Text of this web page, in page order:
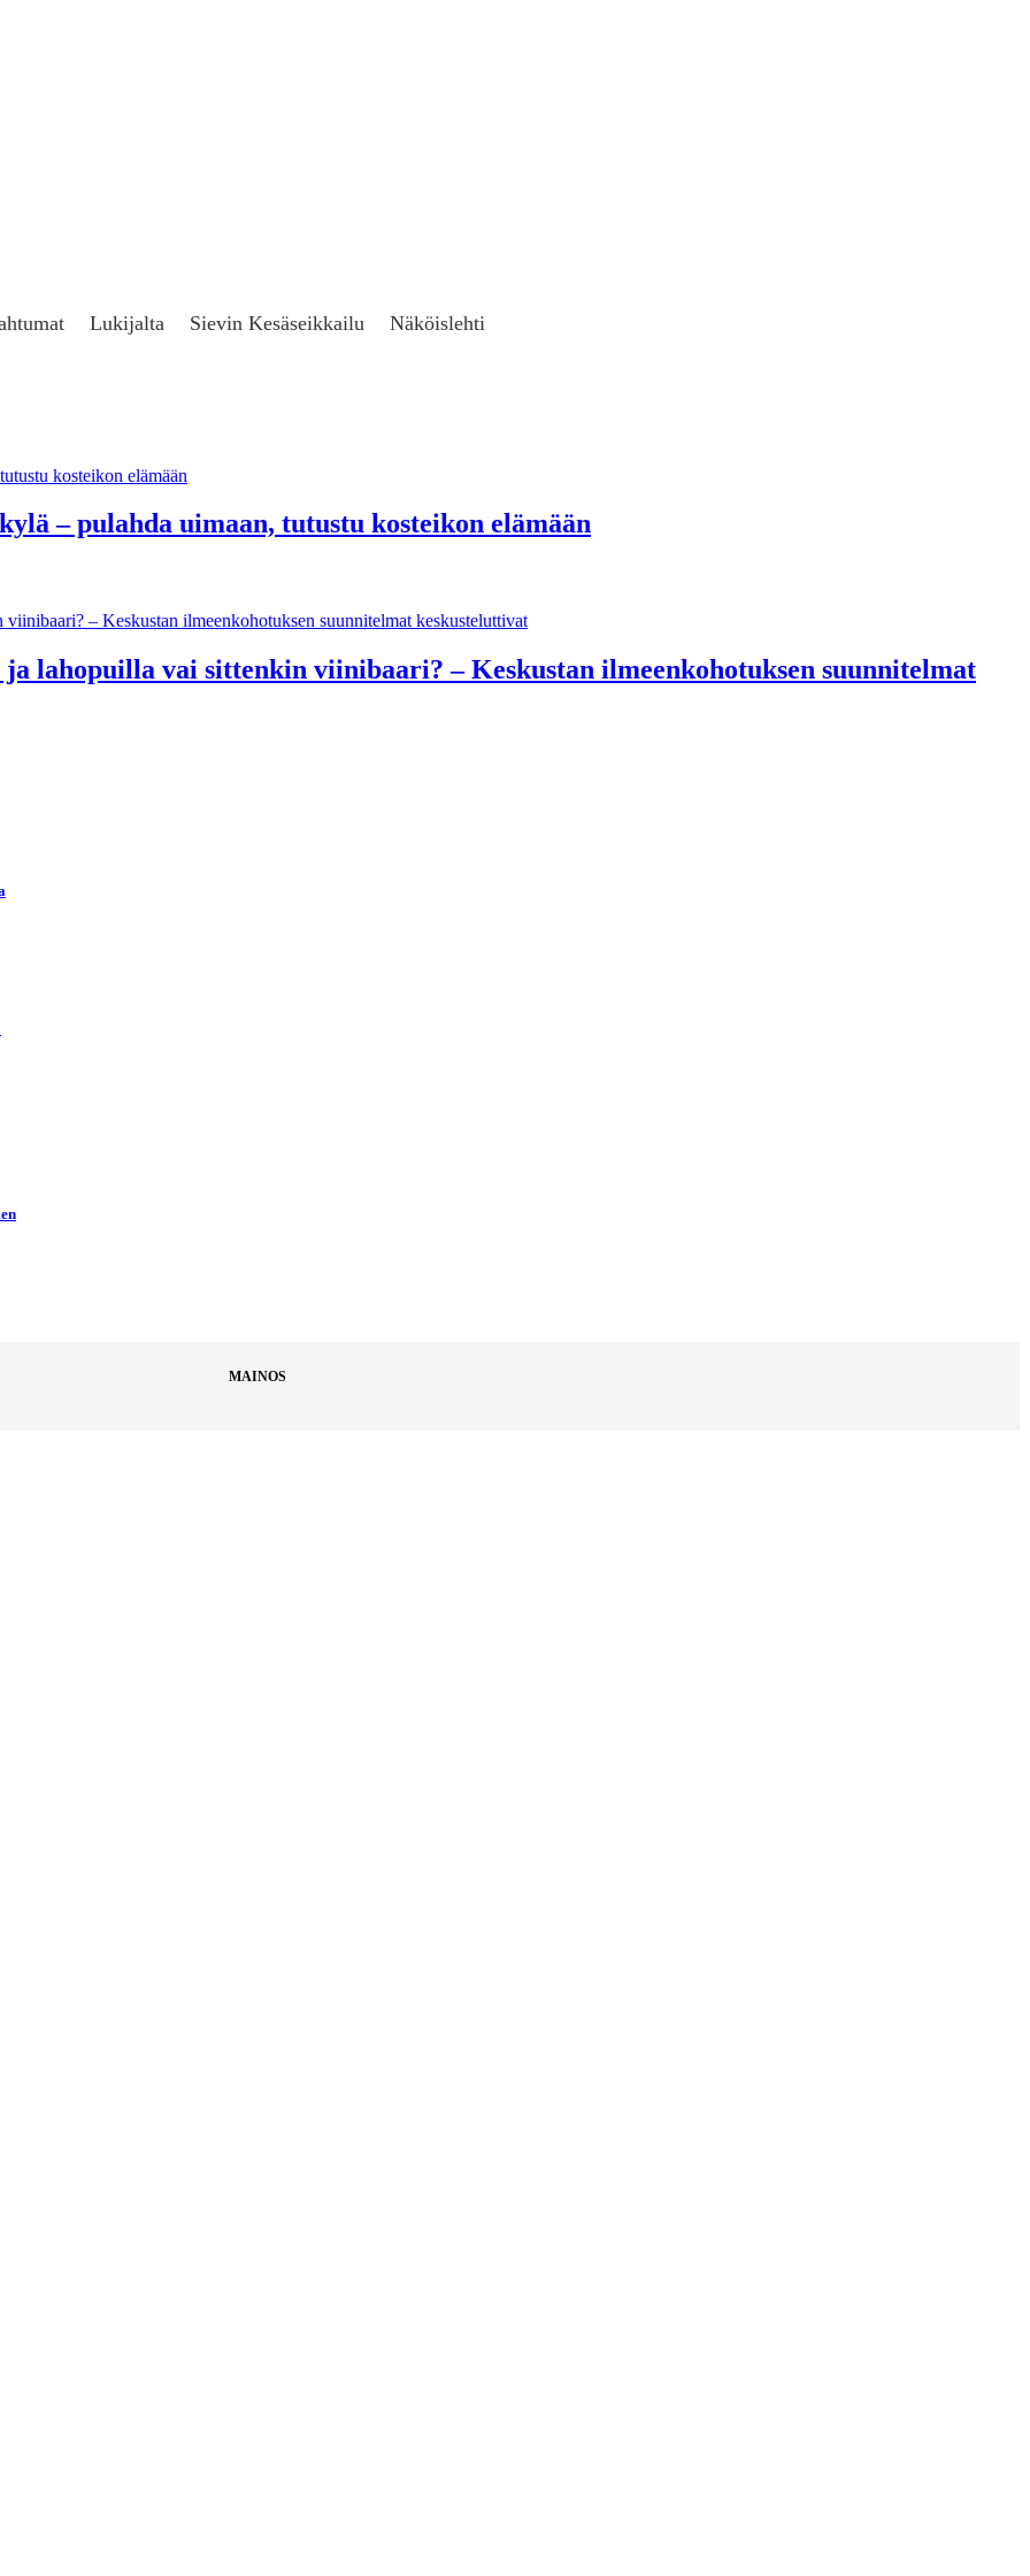
Lukijalta Sievin Kesäseikkailu Näköislehti
– pulahda uimaan, tutustu kosteikon elämään
lahopuilla vai sittenkin viinibaari? – Keskustan ilmeenkohotuksen suunnitelmat
MAINOS